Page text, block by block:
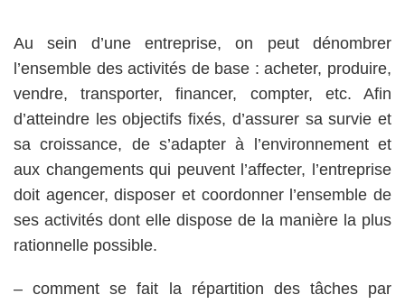
Au sein d’une entreprise, on peut dénombrer
l’ensemble des activités de base : acheter, produire,
vendre, transporter, financer, compter, etc. Afin
d’atteindre les objectifs fixés, d’assurer sa survie et
sa croissance, de s’adapter à l’environnement et
aux changements qui peuvent l’affecter, l’entreprise
doit agencer, disposer et coordonner l’ensemble de
ses activités dont elle dispose de la manière la plus
rationnelle possible.
– comment se fait la répartition des tâches par